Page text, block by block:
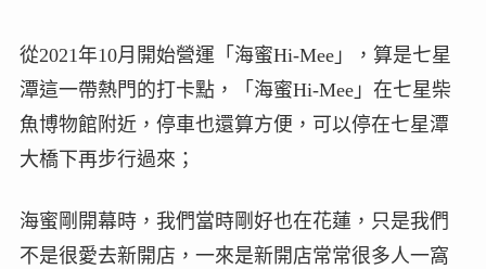
從2021年10月開始營運「海蜜Hi-Mee」，算是七星
潭這一帶熱門的打卡點，「海蜜Hi-Mee」在七星柴
魚博物館附近，停車也還算方便，可以停在七星潭
大橋下再步行過來；
海蜜剛開幕時，我們當時剛好也在花蓮，只是我們
不是很愛去新開店，一來是新開店常常很多人一窩